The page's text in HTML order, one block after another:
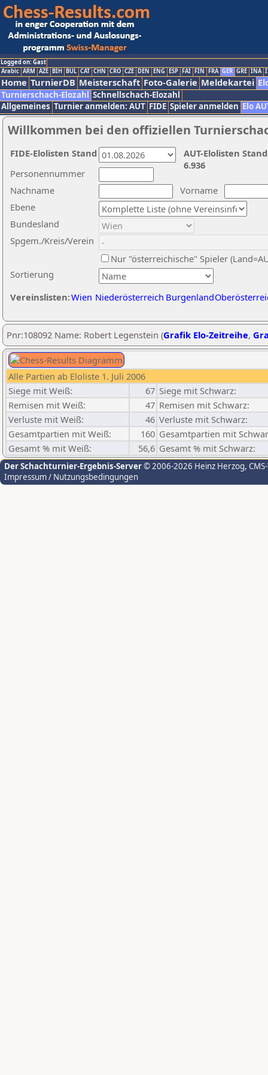
Logged on: Gast
Arabic ARM AZE BIH BUL CAT CHN CRO CZE DEN ENG ESP FAI FIN FRA GER GRE INA
Home TurnierDB Meisterschaft Foto-Galerie Meldekartei
Turnierschach-Elozahl Schnellschach-Elozahl
Allgemeines Turnier anmelden: AUT FIDE Spieler anmelden Elo
Willkommen bei den offiziellen
Nachname
Vorname
Ebene
Sortierung
Personennummer
Bundesland
Spgem./Kreis/Verein
Nur "österreichische" Spieler
Vereinslisten:Wien Niederösterreich Burgenland
AUT-Elolisten
6.936
FIDE-Elolisten Stand
Pnr:108092 Name: Robert Legenstein (Grafik Elo-Zeitreihe,
Alle Partien ab Eloliste 1. Juli 2006
Siege mit Weiß:
67 Siege mit Schwarz:
Remisen mit Weiß:
47 Remisen mit Schwarz:
Verluste mit Weiß:
46 Verluste mit Schwarz:
Gesamtpartien mit Weiß:
160 Gesamtpartien mit
Gesamt % mit Weiß:
56,6 Gesamt % mit Schwarz:
Der Schachturnier-Ergebnis-Server© 2006-2026 Heinz Herzog,
Impressum / Nutzungsbedingungen